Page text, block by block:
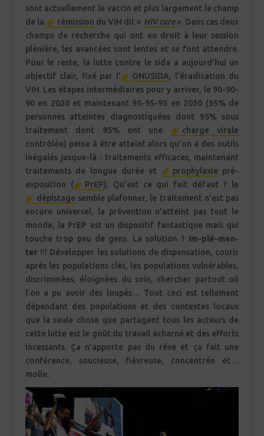
sont actuellement le vaccin et plus largement le champ
de la
rémission du VIH dit « HIV cure». Dans ces deux
champs de recherche qui ont eu droit à leur session
plénière, les avancées sont lentes et se font attendre.
Pour le reste, la lutte contre le sida a aujourd’hui un
objectif clair, fixé par l’
ONUSIDA, l’éradication du
VIH. Les étapes intermédiaires pour y arriver, le 90-90-
90 en 2020 et maintenant 95-95-95 en 2030 (95% de
personnes atteintes diagnostiquées dont 95% sous
traitement dont 95% ont une
charge virale
contrôlée) peine à être atteint alors qu’on a des outils
inégalés jusque-là : traitements efficaces, maintenant
traitements de longue durée et
prophylaxie pré-
exposition (
PrEP). Qu’est ce qui fait défaut ? le
dépistage semble plafonner, le traitement n’est pas
encore universel, la prévention n’atteint pas tout le
monde, la PrEP est un dispositif fantastique mais qui
touche trop peu de gens. La solution ? Im-plé-men-
ter!!! Développer les solutions de dispensation, courir
après les populations clés, les populations vulnérables,
discriminées, éloignées du soin, chercher partout où
l’on a pu avoir des loupés… Tout ceci est tellement
dépendant des populations et des contextes locaux
que la seule chose que partagent tous les acteurs de
cette lutte est le goût du travail acharné et des efforts
incessants. Ça n’apporte pas du rêve et ça fait une
conférence, soucieuse, fiévreuse, concentrée et…
molle.